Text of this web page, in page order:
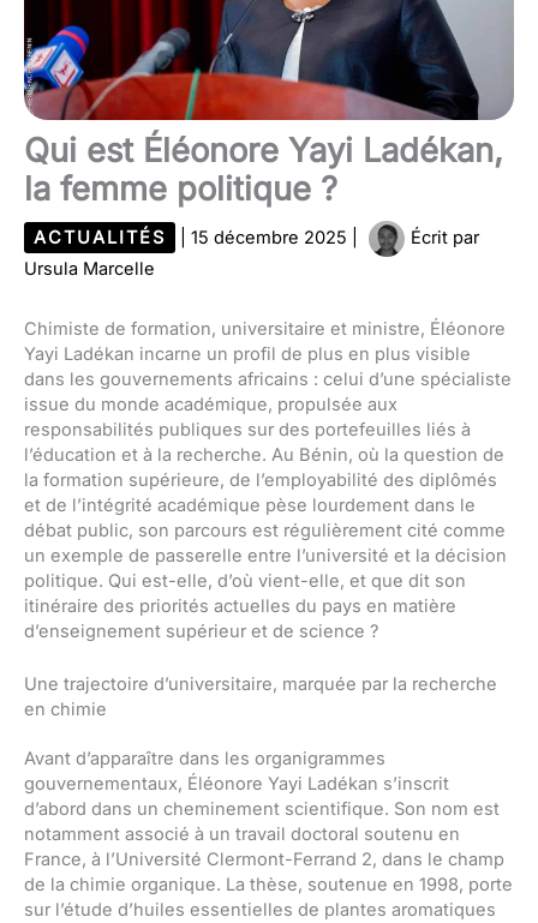
Qui est Éléonore Yayi Ladékan,
la femme politique ?
ACTUALITÉS 15 décembre 2025
Écrit par
Ursula Marcelle
Chimiste de formation, universitaire et ministre, Éléonore
Yayi Ladékan incarne un profil de plus en plus visible
dans les gouvernements africains : celui d’une spécialiste
issue du monde académique, propulsée aux
responsabilités publiques sur des portefeuilles liés à
l’éducation et à la recherche. Au Bénin, où la question de
la formation supérieure, de l’employabilité des diplômés
et de l’intégrité académique pèse lourdement dans le
débat public, son parcours est régulièrement cité comme
un exemple de passerelle entre l’université et la décision
politique. Qui est-elle, d’où vient-elle, et que dit son
itinéraire des priorités actuelles du pays en matière
d’enseignement supérieur et de science ?
Une trajectoire d’universitaire, marquée par la recherche
en chimie
Avant d’apparaître dans les organigrammes
gouvernementaux, Éléonore Yayi Ladékan s’inscrit
d’abord dans un cheminement scientifique. Son nom est
notamment associé à un travail doctoral soutenu en
France, à l’Université Clermont-Ferrand 2, dans le champ
de la chimie organique. La thèse, soutenue en 1998, porte
sur l’étude d’huiles essentielles de plantes aromatiques